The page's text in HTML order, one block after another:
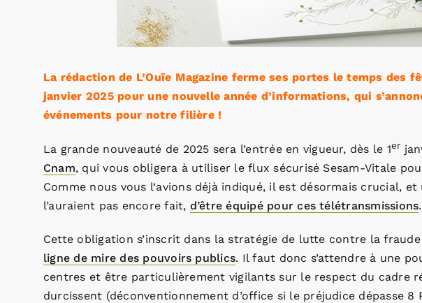
La rédaction de L’Ouïe Magazine ferme ses portes le temps des
janvier 2025 pour une nouvelle année d’informations, qui
événements pour notre filière !
La grande nouveauté de 2025 sera l’entrée en vigueur, dès le 1er
Cnam, qui vous obligera à utiliser le flux sécurisé Sesam-Vitale
Comme nous vous l‘avions déjà indiqué, il est désormais crucial,
l’auraient pas encore fait, d’être équipé pour ces télétransmissions.
Cette obligation s’inscrit dans la stratégie de lutte contre la
ligne de mire des pouvoirs publics. Il faut donc s’attendre à une
centres et être particulièrement vigilants sur le respect du cadre
durcissent (déconventionnement d’office si le préjudice dépasse 8